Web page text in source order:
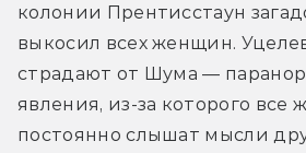
колонии Прентисстаун
выкосил всех женщин.
страдают от Шума —
явления, из-за которого все
постоянно слышат мысли